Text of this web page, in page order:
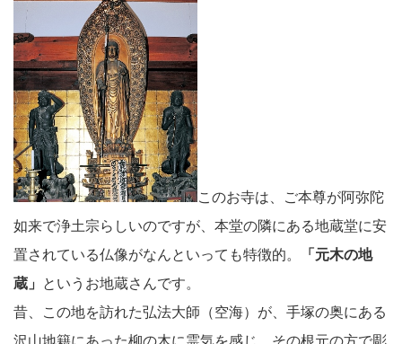
このお寺は、ご本尊が阿弥陀
如来で浄土宗らしいのですが、本堂の隣にある地蔵堂に安
置されている仏像がなんといっても特徴的。
「元木の地
蔵」
というお地蔵さんです。
昔、この地を訪れた弘法大師（空海）が、手塚の奥にある
沢山地籍にあった柳の木に霊気を感じ、その根元の方で彫